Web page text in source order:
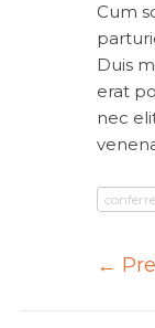
Cum
Duis
erat
nec
←